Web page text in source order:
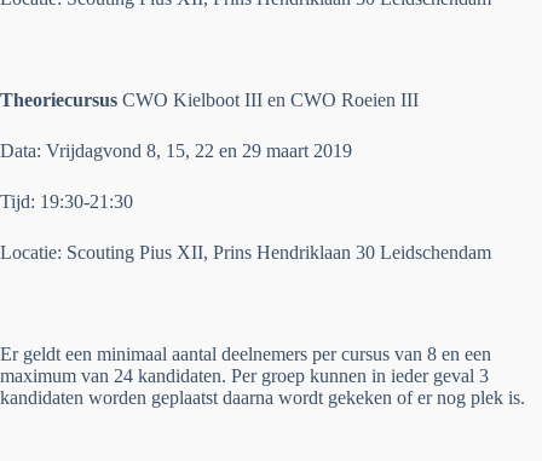
Theoriecursus CWO Kielboot III en CWO Roeien III
Data: Vrijdagvond 8, 15, 22 en 29 maart 2019
Tijd: 19:30-21:30
Locatie: Scouting Pius XII, Prins Hendriklaan 30 Leidschendam
Er geldt een minimaal aantal deelnemers per cursus van 8 en een
maximum van 24 kandidaten. Per groep kunnen in ieder geval 3
kandidaten worden geplaatst daarna wordt gekeken of er nog plek is.